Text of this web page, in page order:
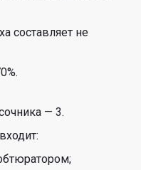
составляет не
— 3.